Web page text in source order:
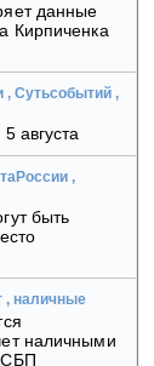
данные
Кирпиченка
, Сутьсобытий ,
августа
,
быть
, наличные
наличными
СБП